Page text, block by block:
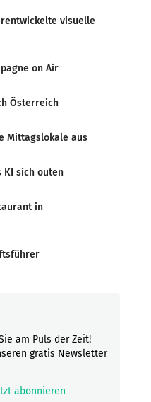
visuelle
on Air
Österreich
Mittagslokale aus
KI sich outen
in
am Puls der Zeit!
gratis Newsletter
abonnieren